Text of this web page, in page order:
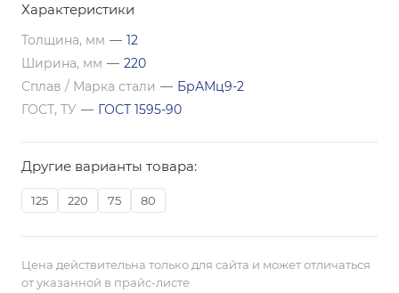
Характеристики
Толщина, мм — 12
Ширина, мм — 220
Сплав / Марка стали — БрАМц9-2
ГОСТ, ТУ — ГОСТ 1595-90
Другие варианты товара:
125 220 75 80
Цена действительна только для сайта и может отличаться
от указанной в прайс-листе